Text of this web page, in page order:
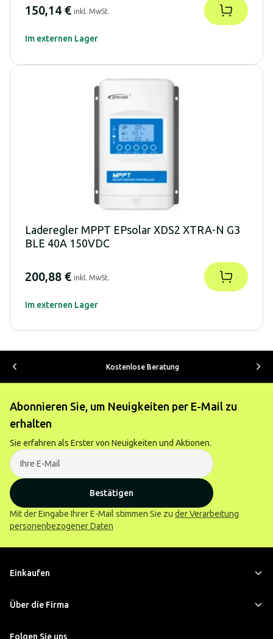
150,14 € inkl. MwSt.
Im externen Lager
Laderegler MPPT EPsolar XDS2 XTRA-N G3
BLE 40A 150VDC
200,88 € inkl. MwSt.
Im externen Lager
Kostenlose Beratung
Abonnieren Sie, um Neuigkeiten per E-Mail zu
erhalten
Sie erfahren als Erster von Neuigkeiten und Aktionen.
Bestätigen
Mit der Eingabe Ihrer E-Mail stimmen Sie zu der Verarbeitung
personenbezogener Daten
Einkaufen
Über die Firma
Folgen Sie uns